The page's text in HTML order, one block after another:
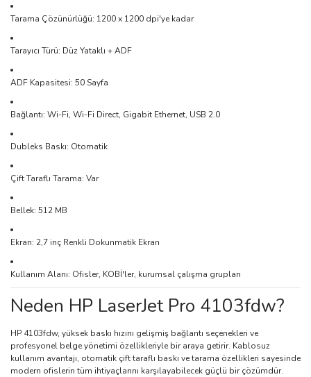
Tarama Çözünürlüğü: 1200 x 1200 dpi'ye kadar
Tarayıcı Türü: Düz Yataklı + ADF
ADF Kapasitesi: 50 Sayfa
Bağlantı: Wi-Fi, Wi-Fi Direct, Gigabit Ethernet, USB 2.0
Dubleks Baskı: Otomatik
Çift Taraflı Tarama: Var
Bellek: 512 MB
Ekran: 2,7 inç Renkli Dokunmatik Ekran
Kullanım Alanı: Ofisler, KOBİ'ler, kurumsal çalışma grupları
Neden HP LaserJet Pro 4103fdw?
HP 4103fdw, yüksek baskı hızını gelişmiş bağlantı seçenekleri ve
profesyonel belge yönetimi özellikleriyle bir araya getirir. Kablosuz
kullanım avantajı, otomatik çift taraflı baskı ve tarama özellikleri sayesinde
modern ofislerin tüm ihtiyaçlarını karşılayabilecek güçlü bir çözümdür.